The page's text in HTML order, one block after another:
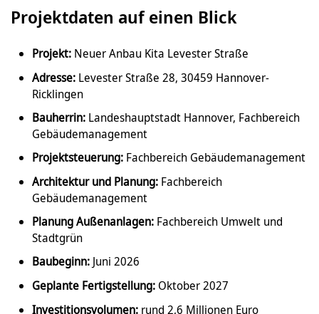
Projektdaten auf einen Blick
Projekt: Neuer Anbau Kita Levester Straße
Adresse: Levester Straße 28, 30459 Hannover-
Ricklingen
Bauherrin: Landeshauptstadt Hannover, Fachbereich
Gebäudemanagement
Projektsteuerung: Fachbereich Gebäudemanagement
Architektur und Planung: Fachbereich
Gebäudemanagement
Planung Außenanlagen: Fachbereich Umwelt und
Stadtgrün
Baubeginn: Juni 2026
Geplante Fertigstellung: Oktober 2027
Investitionsvolumen: rund 2,6 Millionen Euro